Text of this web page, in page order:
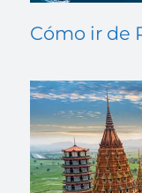
Cómo ir de